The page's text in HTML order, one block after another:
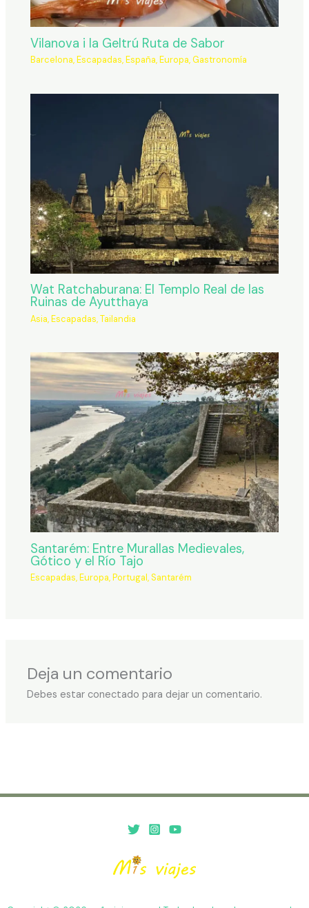
Vilanova i la Geltrú Ruta de Sabor
Barcelona,Escapadas,España,Europa,Gastronomía
Wat Ratchaburana: El Templo Real de las
Ruinas de Ayutthaya
Asia,Escapadas,Tailandia
Santarém: Entre Murallas Medievales,
Gótico y el Río Tajo
Escapadas,Europa,Portugal,Santarém
Deja un comentario
Debes estar conectado para dejar un comentario.